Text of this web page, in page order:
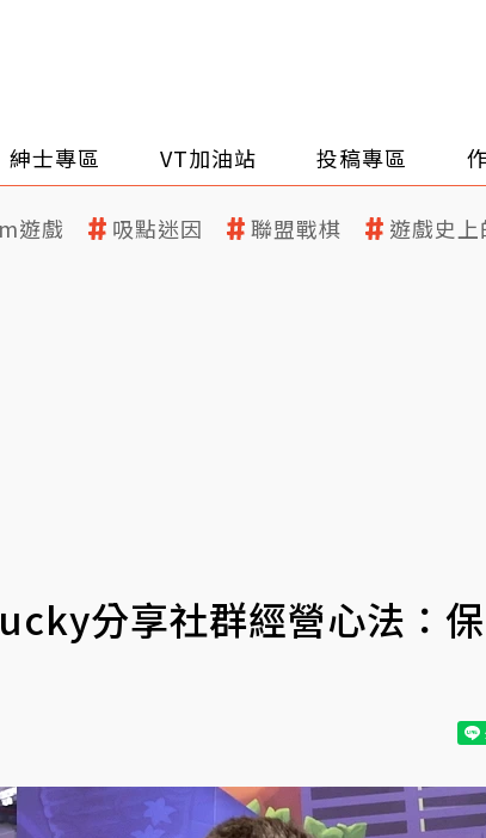
紳士專區 VT加油站 投稿專區
遊戲 吸點迷因 聯盟戰棋 遊戲史上
分享社群經營心法：保